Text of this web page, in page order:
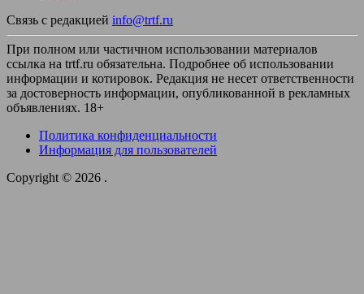
Связь с редакцией info@trtf.ru
При полном или частичном использовании материалов
ссылка на trtf.ru обязательна. Подробнее об использовании
информации и котировок. Редакция не несет ответственности
за достоверность информации, опубликованной в рекламных
объявлениях. 18+
Политика конфиденциальности
Информация для пользователей
Copyright © 2026 .